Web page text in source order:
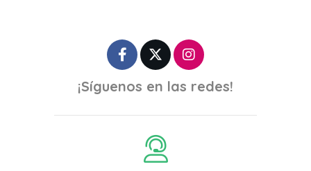
¡Síguenos en las redes!